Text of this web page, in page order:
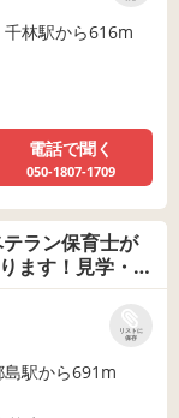
林駅から616m
電話で聞く
050-1807-1709
ラン保育士が
ます！見学・体
リストに
保存
駅から691m